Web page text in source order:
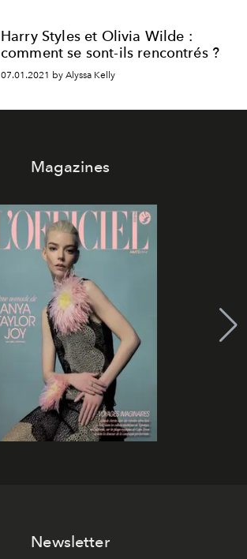
Harry Styles et Olivia Wilde :
comment se sont-ils rencontrés ?
07.01.2021 by Alyssa Kelly
Magazines
Newsletter